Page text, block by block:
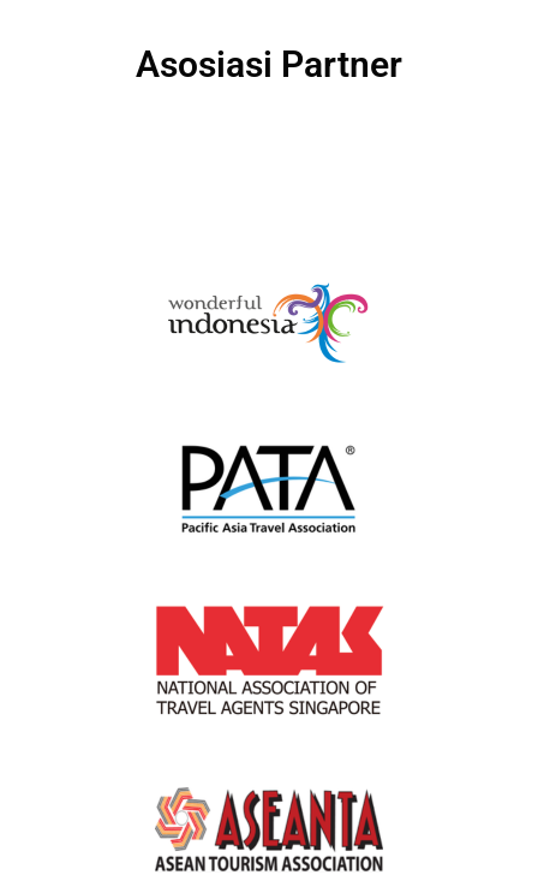
Asosiasi Partner